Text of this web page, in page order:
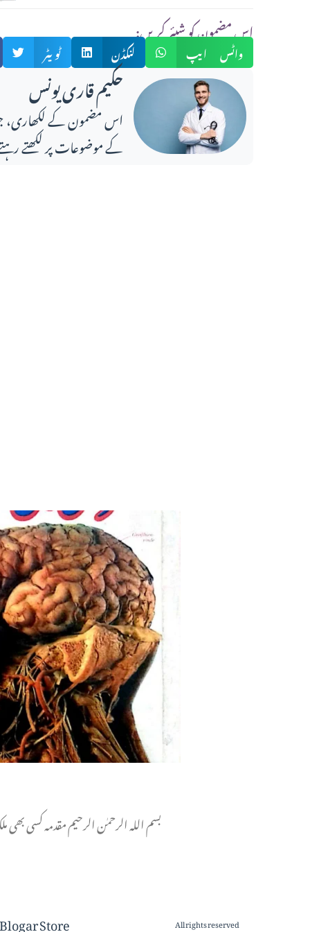
:اس مضمون کو شیئر کریں
ٹویٹر لنکڈن واٹس ایپ
حکیم قاری یونس
کے موضوعات پر لکھتے
بسم اللہ الرحمٰن الرحیم مقدمہ کسی
Blogar Store All rights reserved